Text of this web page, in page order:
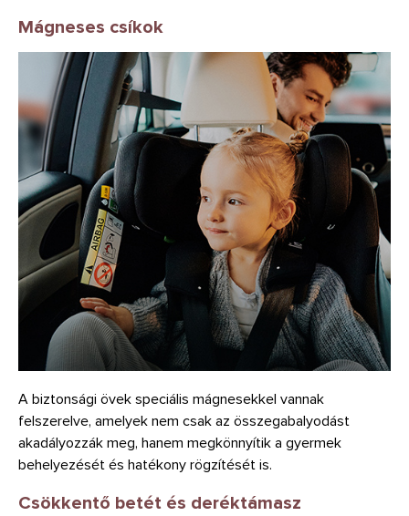
Mágneses csíkok
A biztonsági övek speciális mágnesekkel vannak
felszerelve, amelyek nem csak az összegabalyodást
akadályozzák meg, hanem megkönnyítik a gyermek
behelyezését és hatékony rögzítését is.
Csökkentő betét és deréktámasz